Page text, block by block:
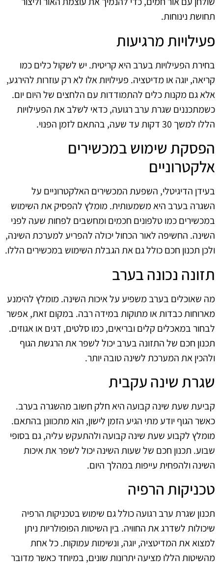
תחושת נינוחות.
פעילויות מרגיעות
בחירת הפעילויות בערב היא קריטית. יש לשקול כלים כמו
קריאה, יוגה או מדיטציה. פעילויות אלו לא רק עוזרות להירגע,
אלא גם מקנות כלים להתמודדות עם הלחצים של היום יום.
כשמתכננים שגרת ערב רגועה, כדאי לשלב את הפעילויות
הללו למשך 30 דקות עד שעה, בהתאם לזמן הפנוי.
הפסקת שימוש במכשירים
אלקטרוניים
בעידן הדיגיטלי, השפעת המכשירים האלקטרוניים על
השגרה בערב היא משמעותית. מומלץ להפסיק את השימוש
במכשירים כמו טלפונים חכמים ומחשבים לפחות שעה לפני
השינה. החשיפה לאור הכחול יכולה להפריע למערכת השינה,
ולכן תכנון חכם כולל גם את הגבלת השימוש במכשירים הללו.
תזונה נכונה בערב
מה שאוכלים בערב משפיע על איכות השינה. מומלץ להימנע
מארוחות כבדות או מתוקות במידה רבה. במקום זאת, אפשר
לבחור במאכלים קלים ובריאים, כמו סלטים, דגים או אגוזים.
תכנון חכם של התזונה בערב יכול לשפר את הרגשת הגוף
ולהכין את המערכת לשינה טובה יותר.
שגרת שינה עקבית
קביעת שעת שינה קבועה היא חלק חשוב מהשגרה בערב.
כאשר הגוף יודע מתי הגיע הזמן לישון, הוא מתכוונן בהתאם.
מומלץ לקבוע שעת שינה קבועה ולהתעקש עליה, גם בסופי
שבוע. תכנון חכם של שעות השינה יכול לשפר את איכות
השינה ולהפחית עייפות במהלך היום.
טכניקות הרפיה
תכנון שגרת ערב רגועה כולל גם שימוש בטכניקות הרפיה
שיכולות לשדרג את החוויה. בין השיטות הפופולריות ניתן
למצוא את המדיטציה, יוגה, ונשימות עמוקות. כל אחת
מהשיטות הללו מציעה יתרונות שונים, במיוחד כאשר מדובר